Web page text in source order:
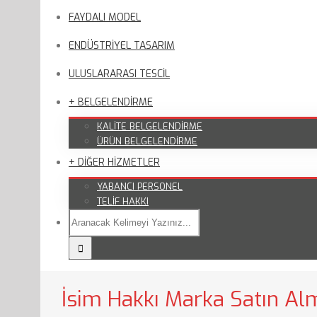
FAYDALI MODEL
ENDÜSTRİYEL TASARIM
ULUSLARARASI TESCİL
+ BELGELENDİRME
KALİTE BELGELENDİRME
ÜRÜN BELGELENDİRME
+ DİĞER HİZMETLER
YABANCI PERSONEL
TELİF HAKKI
İsim Hakkı Marka Satın